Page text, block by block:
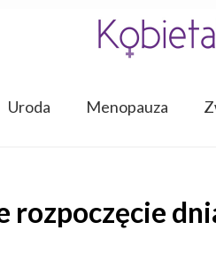
Uroda Menopauza
rozpoczęcie